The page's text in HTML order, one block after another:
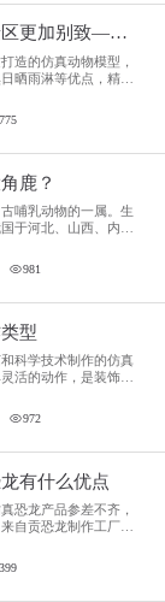
玻璃钢动物雕塑让公园景区更加别致——仿真天鹅
造的仿真动物模型，
晒雨淋等优点，精美
场、公园景区、别墅
馆更加别致。
775
鹿？
哺乳动物的一属。生
于河北、山西、内蒙
大得惊人，角面的宽
。
981
型
科学技术制作的仿真
活的动作，是装饰环
972
有什么优点
恐龙产品参差不齐，
自贡恐龙制作工厂，
都能达到甚至超过客
什么优点呢？
399